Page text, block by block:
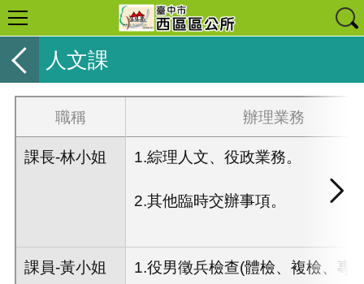
人文課
職稱 辦理業務
課長-林小姐 1.綜理人文、役政業務。
2.其他臨時交辦事項。
課員-黃小姐
1.役男徵兵檢查(體檢、複檢、專